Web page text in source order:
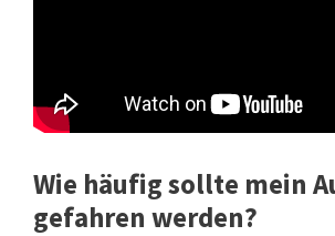
Wie häufig sollte mein
gefahren werden?